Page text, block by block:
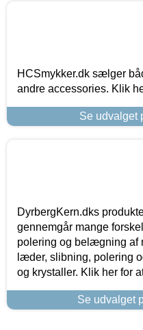
HCSmykker.dk sælger
andre accessories. Klik
Se udvalget
DyrbergKern.dks
gennemgår mange
polering og belægning af
læder, slibning, polering
og krystaller. Klik her for
Se udvalget